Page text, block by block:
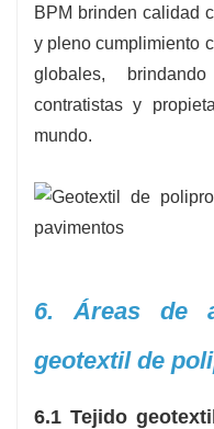
BPM brinden calidad
y pleno cumplimiento
globales,
contratistas y
mundo.
6. Áreas de
geotextil de
6.1 Tejido